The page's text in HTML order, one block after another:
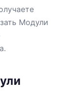
Модули